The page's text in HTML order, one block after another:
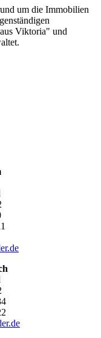
um die Immobilien
Viktoria" und